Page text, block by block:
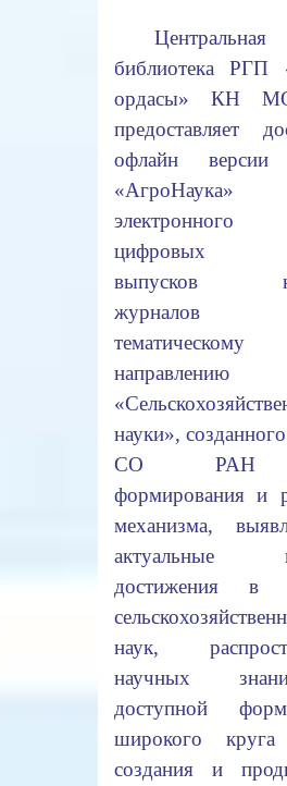
Центральная
библиотека РГП
ордасы» КН
предоставляет
офлайн версии
электронного
цифровых
выпусков
тематическому
направлению
науки»,
СО РАН
формирования и
механизма,
актуальные
достижения в
наук,
научных
доступной
широкого
создания и